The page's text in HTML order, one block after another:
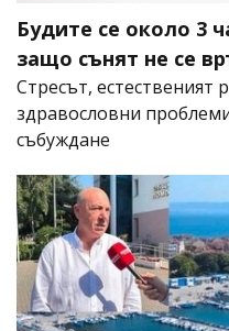
Будите се около 3
защо сънят не се
Стресът, естественият
здравословни
събуждане